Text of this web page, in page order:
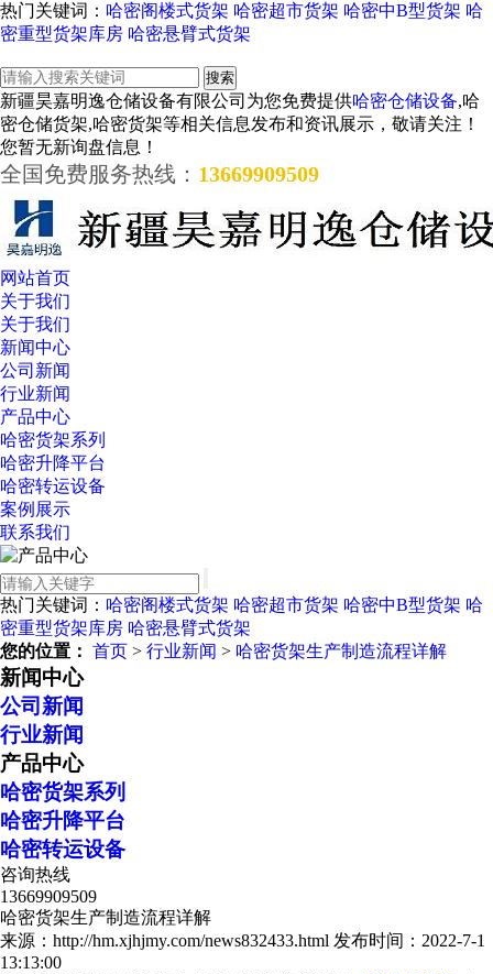
热门关键词： 哈密阁楼式货架 哈密超市货架 哈密中B型货架 哈
密重型货架库房 哈密悬臂式货架
新疆昊嘉明逸仓储设备有限公司为您免费提供哈密仓储设备,哈
密仓储货架,哈密货架等相关信息发布和资讯展示，敬请关注！
您暂无新询盘信息！
全国免费服务热线： 13669909509
网站首页
关于我们
关于我们
新闻中心
公司新闻
行业新闻
产品中心
哈密货架系列
哈密升降平台
哈密转运设备
案例展示
联系我们
热门关键词： 哈密阁楼式货架 哈密超市货架 哈密中B型货架 哈
密重型货架库房 哈密悬臂式货架
您的位置： 首页 > 行业新闻 > 哈密货架生产制造流程详解
新闻中心
公司新闻
行业新闻
产品中心
哈密货架系列
哈密升降平台
哈密转运设备
咨询热线
13669909509
哈密货架生产制造流程详解
来源：http://hm.xjhjmy.com/news832433.html 发布时间：2022-7-1
13:13:00